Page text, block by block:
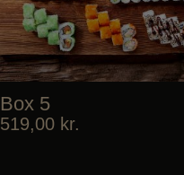
Box 5
519,00 kr.